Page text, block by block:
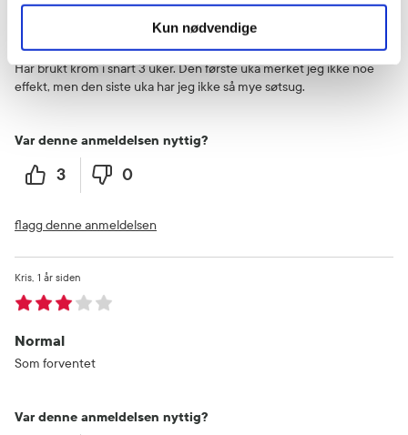
Kun nødvendige
Ønske om å komme ut av sukkerfella.
Har brukt krom i snart 3 uker. Den første uka merket jeg ikke noe
effekt, men den siste uka har jeg ikke så mye søtsug.
Var denne anmeldelsen nyttig?
3 0
flagg denne anmeldelsen
Normal
1 år siden
Kris
Som forventet
Var denne anmeldelsen nyttig?